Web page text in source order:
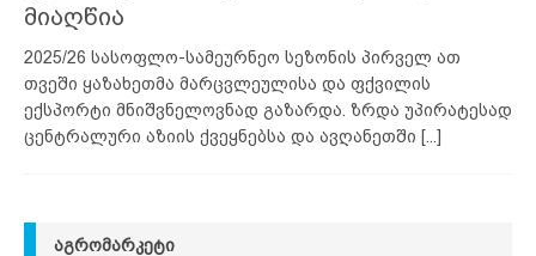
მიაღწია
2025/26 სასოფლო-სამეურნეო სეზონის პირველ ათ
თვეში ყაზახეთმა მარცვლეულისა და ფქვილის
ექსპორტი მნიშვნელოვნად გაზარდა. ზრდა უპირატესად
ცენტრალური აზიის ქვეყნებსა და ავღანეთში [...]
ᲐᲒᲠᲝᲛᲐᲠᲙᲔᲢᲘ